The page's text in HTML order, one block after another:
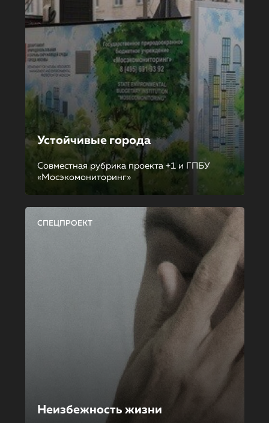
Устойчивые города
Совместная рубрика проекта +1 и ГПБУ
«Мосэкомониторинг»
СПЕЦПРОЕКТ
Неизбежность жизни